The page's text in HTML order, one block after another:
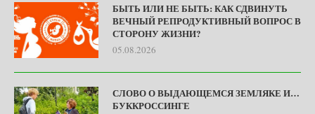
БЫТЬ ИЛИ НЕ БЫТЬ: КАК СДВИНУТЬ
ВЕЧНЫЙ РЕПРОДУКТИВНЫЙ ВОПРОС В
СТОРОНУ ЖИЗНИ?
05.08.2026
СЛОВО О ВЫДАЮЩЕМСЯ ЗЕМЛЯКЕ И…
БУККРОССИНГЕ